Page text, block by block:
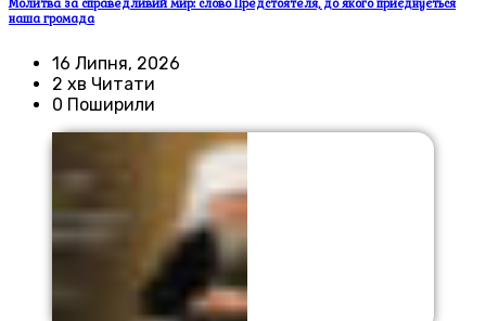
Молитва за справедливий мир: слово Предстоятеля, до якого приєднується
наша громада
16 Липня, 2026
2 хв Читати
0 Поширили